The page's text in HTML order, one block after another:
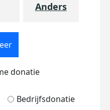
Anders
donatie
Bedrijfsdonatie